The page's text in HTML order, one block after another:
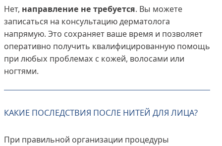
Нет, направление не требуется. Вы можете
записаться на консультацию дерматолога
напрямую. Это сохраняет ваше время и позволяет
оперативно получить квалифицированную помощь
при любых проблемах с кожей, волосами или
ногтями.
КАКИЕ ПОСЛЕДСТВИЯ ПОСЛЕ НИТЕЙ ДЛЯ ЛИЦА?
При правильной организации процедуры